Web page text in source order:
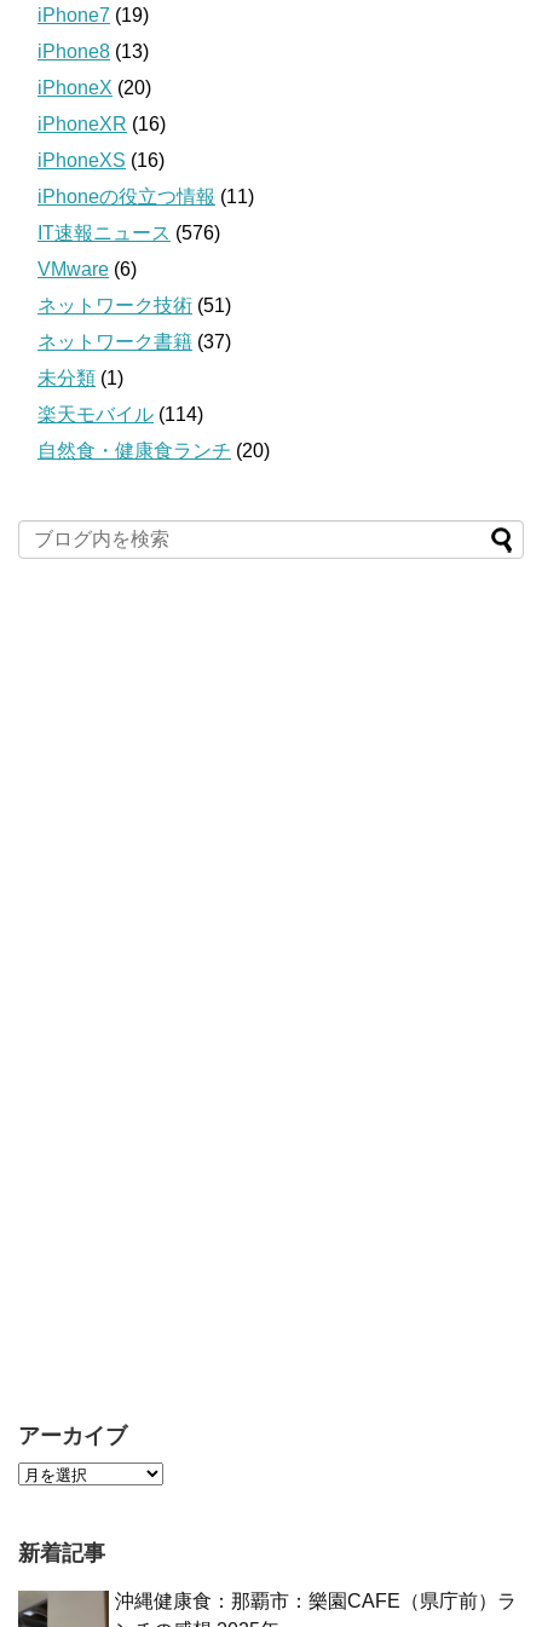
iPhone7 (19)
iPhone8 (13)
iPhoneX (20)
iPhoneXR (16)
iPhoneXS (16)
iPhoneの役立つ情報 (11)
IT速報ニュース (576)
VMware (6)
ネットワーク技術 (51)
ネットワーク書籍 (37)
未分類 (1)
楽天モバイル (114)
自然食・健康食ランチ (20)
アーカイブ
新着記事
沖縄健康食：那覇市：樂園CAFE（県庁前）ラ